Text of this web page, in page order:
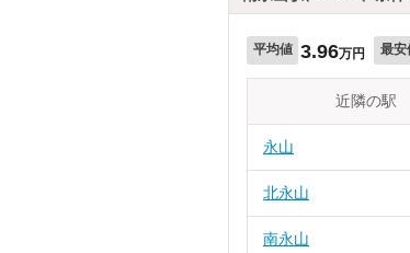
平均値 3.96万円 最安
近隣の駅
永山
北永山
南永山